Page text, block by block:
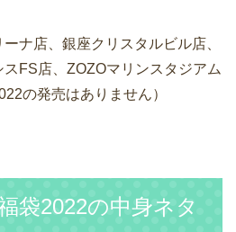
ナ店、銀座クリスタルビル店、
FS店、ZOZOマリンスタジアム
の発売はありません）
袋2022の中身ネタ